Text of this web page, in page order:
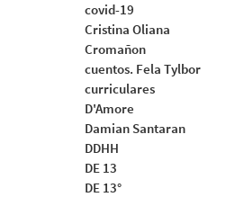
covid-19
Cristina Oliana
Cromañon
cuentos. Fela Tylbor
curriculares
D'Amore
Damian Santaran
DDHH
DE 13
DE 13°